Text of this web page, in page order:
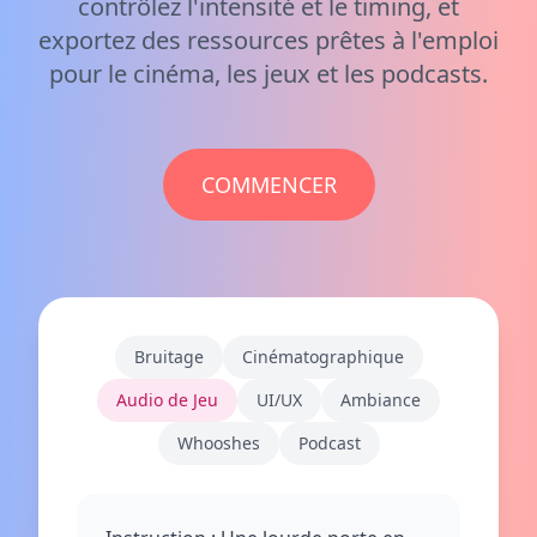
contrôlez l'intensité et le timing, et
exportez des ressources prêtes à l'emploi
pour le cinéma, les jeux et les podcasts.
COMMENCER
Bruitage
Cinématographique
Audio de Jeu
UI/UX
Ambiance
Whooshes
Podcast